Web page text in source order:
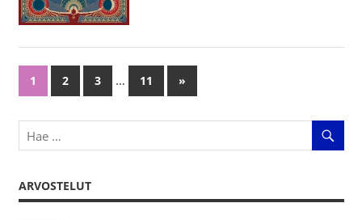
Artikkelien
selaus
1 2 3 … 11
Next
Posts
»
ARVOSTELUT